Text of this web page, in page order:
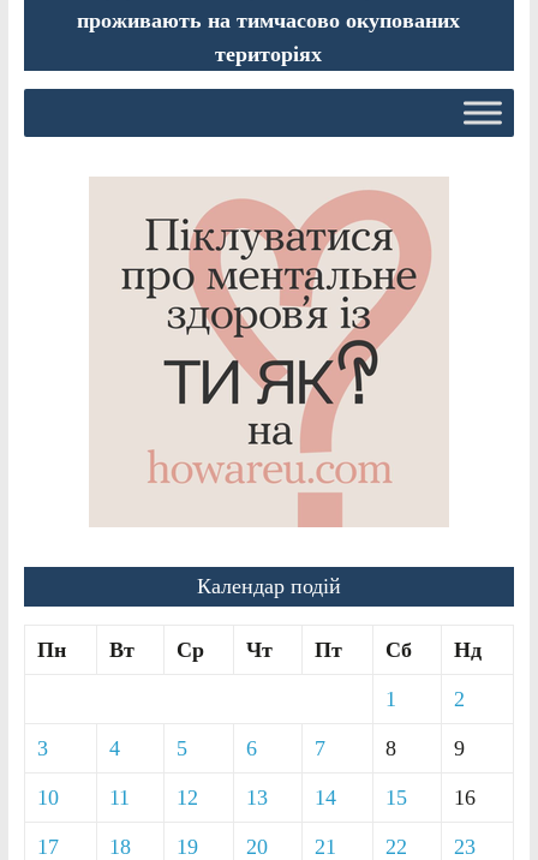
проживають на тимчасово окупованих
територіях
Календар подій
Пн Вт Ср Чт Пт Сб Нд
1 2
3 4 5 6 7 8 9
10 11 12 13 14 15 16
17 18 19 20 21 22 23